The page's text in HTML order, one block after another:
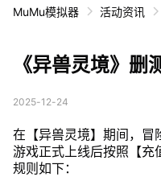
MuMu模拟器 活动资讯
《异兽灵境》删
2025-12-24
在【异兽灵境】期间，冒
游戏正式上线后按照【充
规则如下：